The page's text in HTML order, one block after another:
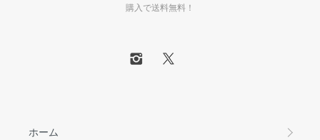
購入で送料無料！
ホーム